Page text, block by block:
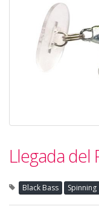
Llegada del
Black Bass Spinning